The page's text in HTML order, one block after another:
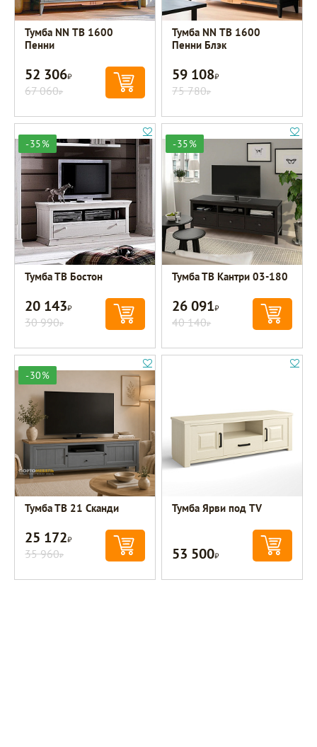
Тумба NN ТВ 1600
Пенни
52 306Р
67 060Р
Тумба NN ТВ 1600
Пенни Блэк
59 108Р
75 780Р
-35%
Тумба ТВ Бостон
20 143Р
30 990Р
-35%
Тумба ТВ Кантри 03-180
26 091Р
40 140Р
-30%
Тумба ТВ 21 Сканди
25 172Р
35 960Р
Тумба Ярви под TV
53 500Р